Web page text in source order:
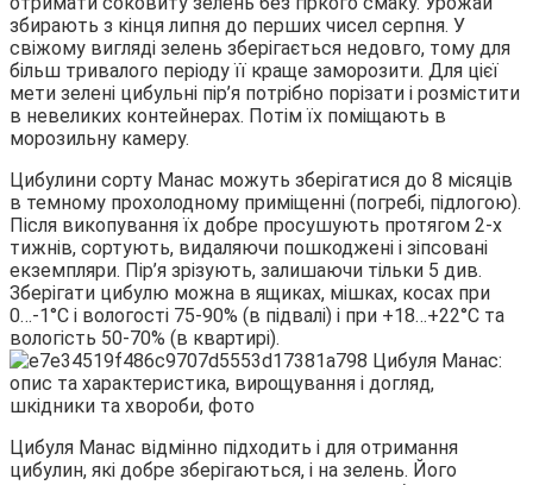
збирають з кінця липня до перших чисел серпня. У
свіжому вигляді зелень зберігається недовго, тому для
більш тривалого періоду її краще заморозити. Для цієї
мети зелені цибульні пір’я потрібно порізати і розмістити
в невеликих контейнерах. Потім їх поміщають в
морозильну камеру.
Цибулини сорту Манас можуть зберігатися до 8 місяців
в темному прохолодному приміщенні (погребі, підлогою).
Після викопування їх добре просушують протягом 2-х
тижнів, сортують, видаляючи пошкоджені і зіпсовані
екземпляри. Пір’я зрізують, залишаючи тільки 5 див.
Зберігати цибулю можна в ящиках, мішках, косах при
0…-1°С і вологості 75-90% (в підвалі) і при +18…+22°С та
вологість 50-70% (в квартирі).
Цибуля Манас відмінно підходить і для отримання
цибулин, які добре зберігаються, і на зелень. Його